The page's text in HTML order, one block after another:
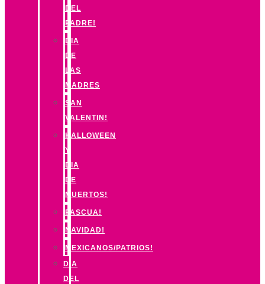
DEL
PADRE!
DIA
DE
LAS
MADRES
SAN
VALENTIN!
HALLOWEEN
Y
DIA
DE
MUERTOS!
PASCUA!
NAVIDAD!
MEXICANOS/PATRIOS!
DIA
DEL